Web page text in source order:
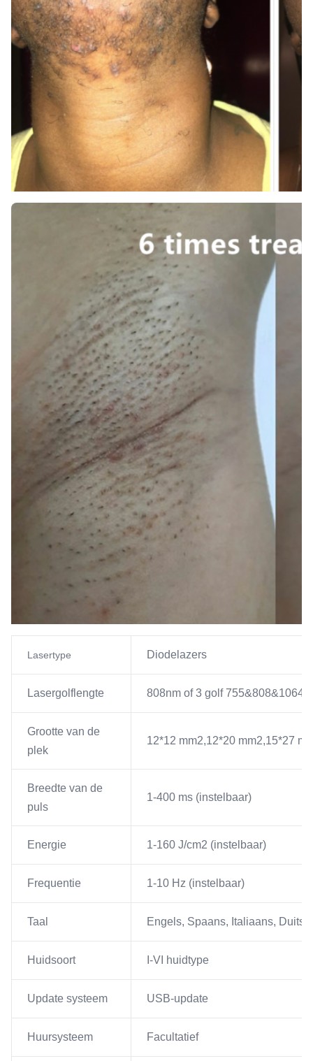
Lasertype Diodelazers
Lasergolflengte 808nm of 3 golf
Grootte van de
plek
12*12 mm2,12*20 mm2,15*27
Breedte van de
puls
1-400 ms (instelbaar)
Energie 1-160 J/cm2 (instelbaar)
Frequentie 1-10 Hz (instelbaar)
Taal Engels, Spaans, Italiaans, Duits,
Huidsoort I-VI huidtype
Update systeem USB-update
Huursysteem Facultatief